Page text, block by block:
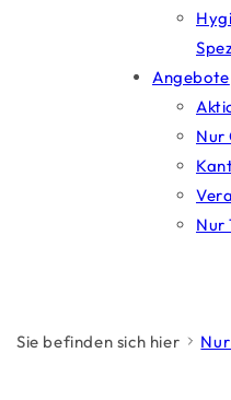
Angebote
Nur
Nur
Sie befinden sich hier